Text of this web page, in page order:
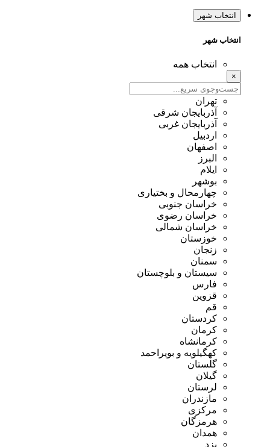
انتخاب شهر
انتخاب شهر
انتخاب همه
تهران
آذربایجان شرقی
آذربایجان غربی
اردبیل
اصفهان
البرز
ایلام
بوشهر
چهارمحال و بختیاری
خراسان جنوبی
خراسان رضوی
خراسان شمالی
خوزستان
زنجان
سمنان
سیستان و بلوچستان
فارس
قزوین
قم
کردستان
کرمان
کرمانشاه
کهگیلویه و بویراحمد
گلستان
گیلان
لرستان
مازندران
مرکزی
هرمزگان
همدان
یزد